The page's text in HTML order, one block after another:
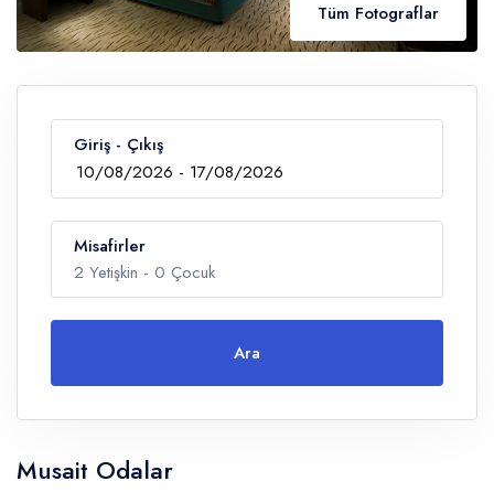
Tüm Fotograflar
Giriş - Çıkış
Misafirler
2 Yetişkin - 0 Çocuk
Yetişkin
Çocuklar
Ara
Musait Odalar